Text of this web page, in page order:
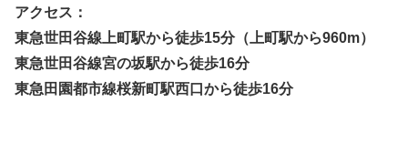
アクセス：
東急世田谷線上町駅から徒歩15分（上町駅から960m）
東急世田谷線宮の坂駅から徒歩16分
東急田園都市線桜新町駅西口から徒歩16分